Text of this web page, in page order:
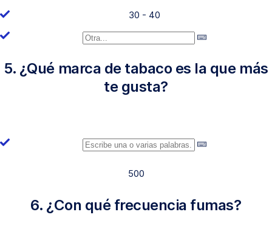
30 - 40
5. ¿Qué marca de tabaco es la que más
te gusta?
500
6. ¿Con qué frecuencia fumas?